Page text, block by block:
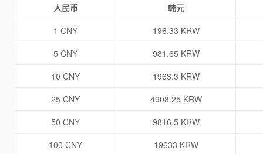
人民币
韩元
1 CNY
196.33 KRW
5 CNY
981.65 KRW
10 CNY
1963.3 KRW
25 CNY
4908.25 KRW
50 CNY
9816.5 KRW
100 CNY
19633 KRW